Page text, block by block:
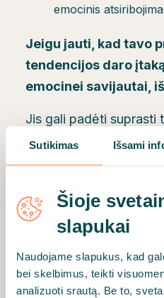
Sutikimas Išsami
Šioje
slapukai
Naudojame slapukus, kad
bei skelbimus, teikti
analizuoti srautą. Be to,
emocinis
Jeigu jauti, kad tavo
tendencijos daro
emocinei savijautai,
Jis gali padėti suprasti
tai, kaip jis veikia
aptarimas su terapeutu
sveikesnių, saugesnių
Jei nori geriau suprasti
gali atlikti ir kitus
padedančius įvertinti